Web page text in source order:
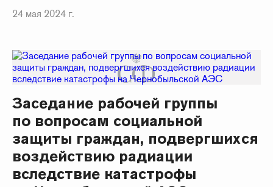
24 мая 2024 г.
Заседание рабочей группы
по вопросам социальной
защиты граждан, подвергшихся
воздействию радиации
вследствие катастрофы